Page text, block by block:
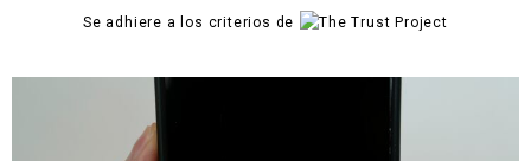
Se adhiere a los criterios de